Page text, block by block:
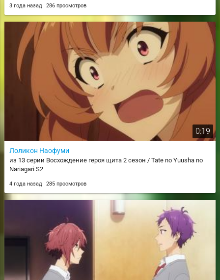
3 года назад 286 просмотров
0:19
Лоликон Наофуми
из 13 серии Восхождение героя щита 2 сезон / Tate no Yuusha no
Nariagari S2
4 года назад 285 просмотров